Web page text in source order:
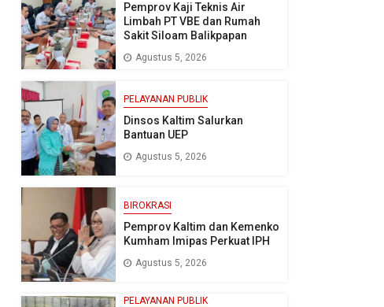
Pemprov Kaji Teknis Air
Limbah PT VBE dan Rumah
Sakit Siloam Balikpapan
Agustus 5, 2026
PELAYANAN PUBLIK
Dinsos Kaltim Salurkan
Bantuan UEP
Agustus 5, 2026
BIROKRASI
Pemprov Kaltim dan Kemenko
Kumham Imipas Perkuat IPH
Agustus 5, 2026
PELAYANAN PUBLIK